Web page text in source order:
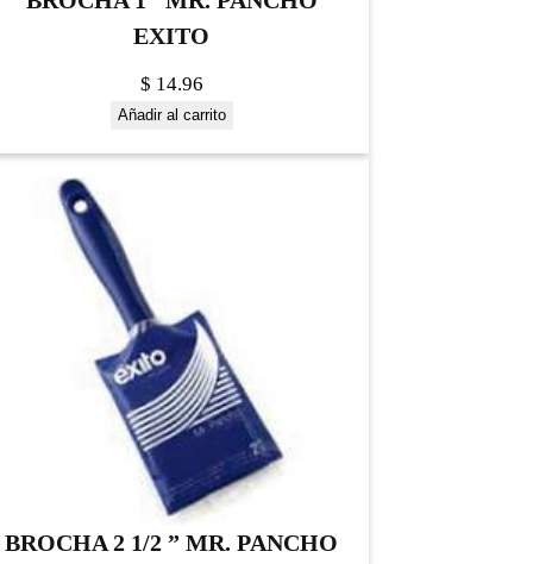
EXITO
$ 14.96
Añadir al carrito
BROCHA 2 1/2 ” MR. PANCHO